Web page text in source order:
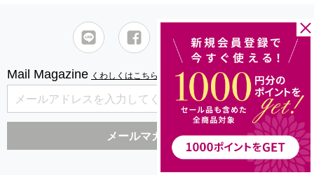
Mail Magazine くわしくはこちら